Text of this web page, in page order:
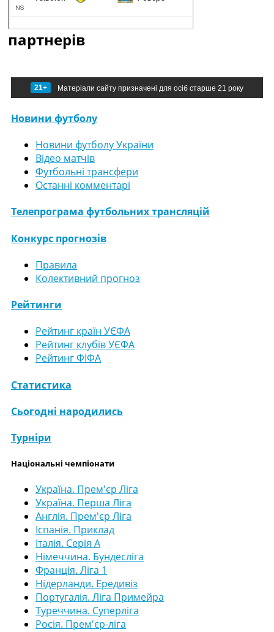
партнерів
21+ Матеріали сайту призначені для осіб старше 21 року
Новини футболу
Новини футболу України
Відео матчів
Футбольні трансфери
Останні комментарі
Телепрограма футбольних трансляцій
Конкурс прогнозів
Правила
Колективний прогноз
Рейтинги
Рейтинг країн УЄФА
Рейтинг клубів УЄФА
Рейтинг ФІФА
Статистика
Сьогодні народились
Турніри
Національні чемпіонати
Україна. Прем'єр Ліга
Україна. Перша Ліга
Англія. Прем'єр Ліга
Іспанія. Приклад
Італія. Серія А
Німеччина. Бундесліга
Франція. Ліга 1
Нідерланди. Ередивіз
Португалія. Ліга Примейра
Туреччина. Суперліга
Росія. Прем'єр-ліга